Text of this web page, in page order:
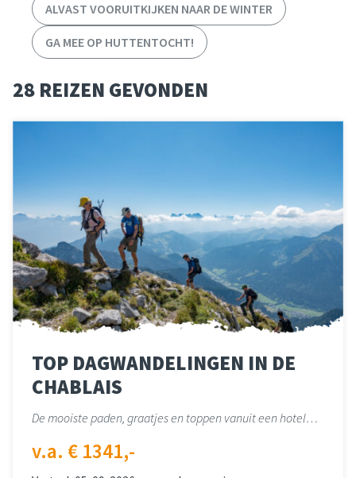
ALVAST VOORUITKIJKEN NAAR DE WINTER
GA MEE OP HUTTENTOCHT!
28 REIZEN GEVONDEN
TOP DAGWANDELINGEN IN DE
CHABLAIS
De mooiste paden, graatjes en toppen vanuit een hotel…
v.a. € 1341,-